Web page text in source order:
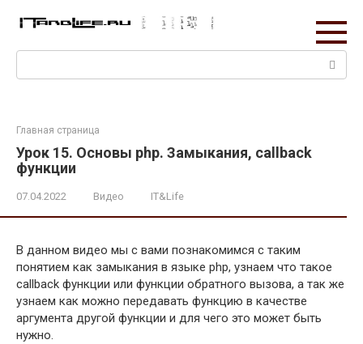
Поиск:
Главная страница
Урок 15. Основы php. Замыкания, callback
функции
07.04.2022 Видео IT&Life
В данном видео мы с вами познакомимся с таким
понятием как замыкания в языке php, узнаем что такое
callback функции или функции обратного вызова, а так же
узнаем как можно передавать функцию в качестве
аргумента другой функции и для чего это может быть
нужно.